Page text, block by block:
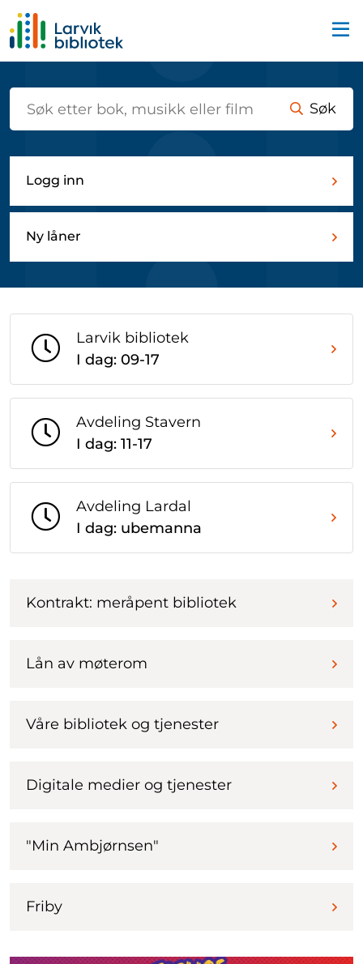
Søk
Logg inn
Ny låner
Larvik bibliotek
I dag: 09-17
Avdeling Stavern
I dag: 11-17
Avdeling Lardal
I dag: ubemanna
Kontrakt: meråpent bibliotek
Lån av møterom
Våre bibliotek og tjenester
Digitale medier og tjenester
"Min Ambjørnsen"
Friby